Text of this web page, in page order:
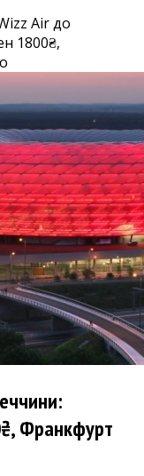
Air до
1800₴,
Франкфурт